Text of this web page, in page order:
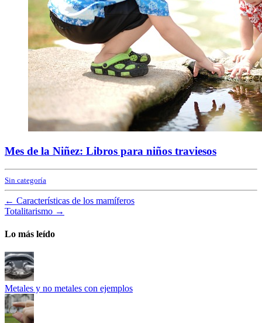
Mes de la Niñez: Libros para niños traviesos
Sin categoría
← Características de los mamíferos
Totalitarismo →
Lo más leído
Metales y no metales con ejemplos